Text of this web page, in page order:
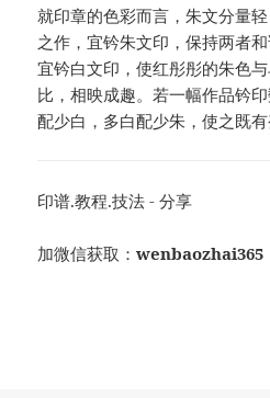
就印章的色彩而言，朱文分量
之作，宜钤朱文印，保持两者
宜钤白文印，使红彤彤的朱色
比，相映成趣。若一幅作品钤
配少白，多白配少朱，使之既有
印谱.教程.技法 - 分享
加微信获取：wenbaozhai365